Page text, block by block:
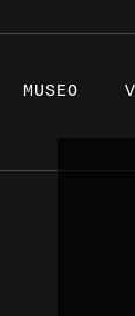
MUSEO